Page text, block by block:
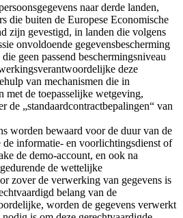
naar derde landen,
die buiten de Europese Economische
zijn gevestigd, in landen die volgens
onvoldoende gegevensbescherming
geen passend beschermingsniveau
deze
van mechanismen die in
met de toepasselijke wetgeving,
de „standaardcontractbepalingen“ van
worden bewaard voor de duur van de
de informatie- en voorlichtingsdienst of
de demo-account, en ook na
de wettelijke
zover de verwerking van gegevens is
belang van de
worden de gegevens verwerkt